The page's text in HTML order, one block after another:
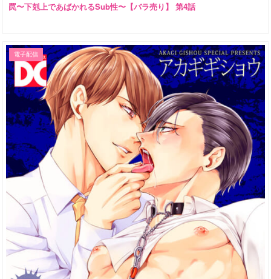
罠〜下剋上であばかれるSub性〜【バラ売り】 第4話
電子配信